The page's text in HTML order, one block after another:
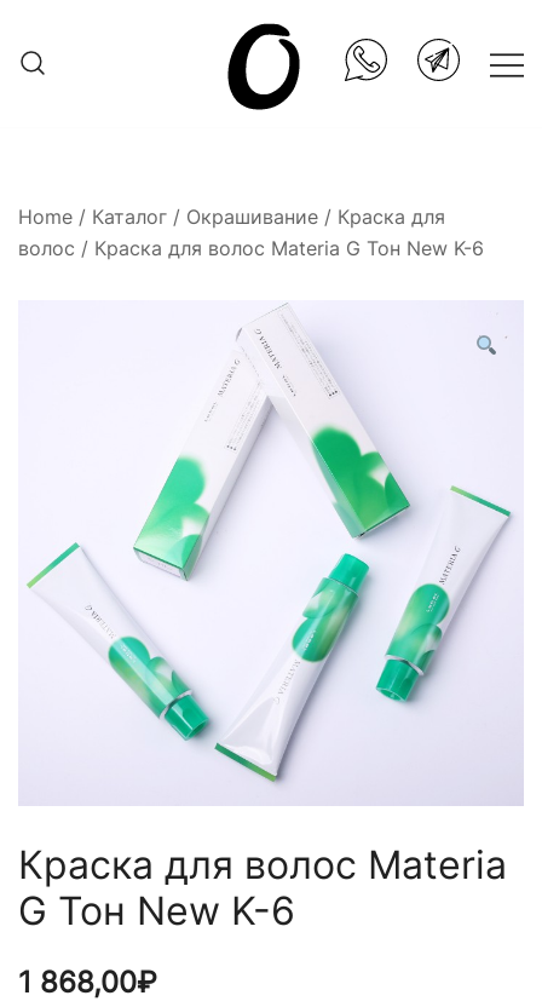
content
Home / Каталог / Окрашивание / Краска для
волос / Краска для волос Materia G Тон New K-6
Краска для волос Materia
G Тон New K-6
1 868,00₽